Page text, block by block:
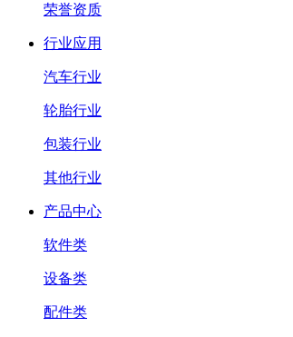
荣誉资质
行业应用
汽车行业
轮胎行业
包装行业
其他行业
产品中心
软件类
设备类
配件类